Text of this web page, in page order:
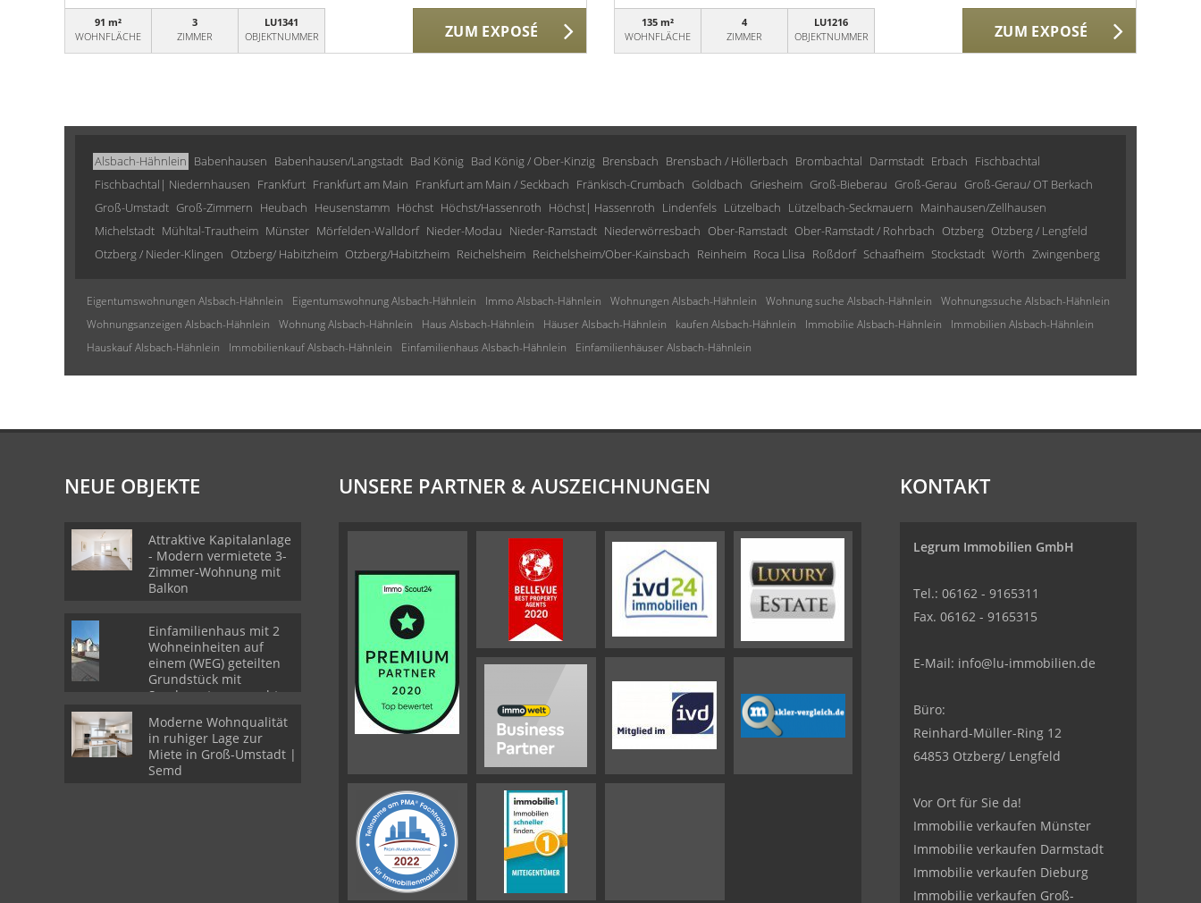
91 m²
WOHNFLÄCHE
3
ZIMMER
LU1341
OBJEKTNUMMER
ZUM EXPOSÉ
135 m²
WOHNFLÄCHE
4
ZIMMER
LU1216
OBJEKTNUMMER
ZUM EXPOSÉ
Alsbach-Hähnlein Babenhausen Babenhausen/Langstadt Bad König Bad König / Ober-Kinzig Brensbach Brensbach / Höllerbach Brombachtal Darmstadt Erbach Fischbachtal
Fischbachtal| Niedernhausen Frankfurt Frankfurt am Main Frankfurt am Main / Seckbach Fränkisch-Crumbach Goldbach Griesheim Groß-Bieberau Groß-Gerau Groß-Gerau/ OT Berkach
Groß-Umstadt Groß-Zimmern Heubach Heusenstamm Höchst Höchst/Hassenroth Höchst| Hassenroth Lindenfels Lützelbach Lützelbach-Seckmauern Mainhausen/Zellhausen
Michelstadt Mühltal-Trautheim Münster Mörfelden-Walldorf Nieder-Modau Nieder-Ramstadt Niederwörresbach Ober-Ramstadt Ober-Ramstadt / Rohrbach Otzberg Otzberg / Lengfeld
Otzberg / Nieder-Klingen Otzberg/ Habitzheim Otzberg/Habitzheim Reichelsheim Reichelsheim/Ober-Kainsbach Reinheim Roca Llisa Roßdorf Schaafheim Stockstadt Wörth Zwingenberg
Eigentumswohnungen Alsbach-Hähnlein Eigentumswohnung Alsbach-Hähnlein Immo Alsbach-Hähnlein Wohnungen Alsbach-Hähnlein Wohnung suche Alsbach-Hähnlein
Wohnungssuche Alsbach-Hähnlein
Wohnungsanzeigen Alsbach-Hähnlein
Wohnung Alsbach-Hähnlein Haus Alsbach-Hähnlein Häuser Alsbach-Hähnlein kaufen Alsbach-Hähnlein Immobilie Alsbach-Hähnlein
Immobilien Alsbach-Hähnlein
Hauskauf Alsbach-Hähnlein
Immobilienkauf Alsbach-Hähnlein Einfamilienhaus Alsbach-Hähnlein Einfamilienhäuser Alsbach-Hähnlein
NEUE OBJEKTE
Attraktive Kapitalanlage
- Modern vermietete 3-
Zimmer-Wohnung mit
Balkon
Einfamilienhaus mit 2
Wohneinheiten auf
einem (WEG) geteilten
Grundstück mit
Sondernutzungsrechten
Moderne Wohnqualität
in ruhiger Lage zur
Miete in Groß-Umstadt |
Semd
UNSERE PARTNER & AUSZEICHNUNGEN KONTAKT
Legrum Immobilien GmbH
Tel.: 06162 - 9165311
Fax. 06162 - 9165315
E-Mail: info@lu-immobilien.de
Büro:
Reinhard-Müller-Ring 12
64853 Otzberg/ Lengfeld
Vor Ort für Sie da!
Immobilie verkaufen Münster
Immobilie verkaufen Darmstadt
Immobilie verkaufen Dieburg
Immobilie verkaufen Groß-